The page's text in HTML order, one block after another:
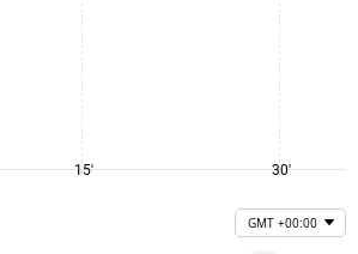
15' 30'
GMT +00:00